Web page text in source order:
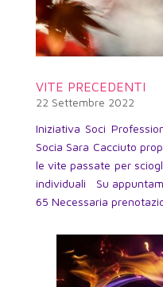
VITE PRECEDENTI
22 Settembre 2022
Iniziativa Soci
Socia Sara Cacciuto
le vite passate per
individuali Su
65 Necessaria